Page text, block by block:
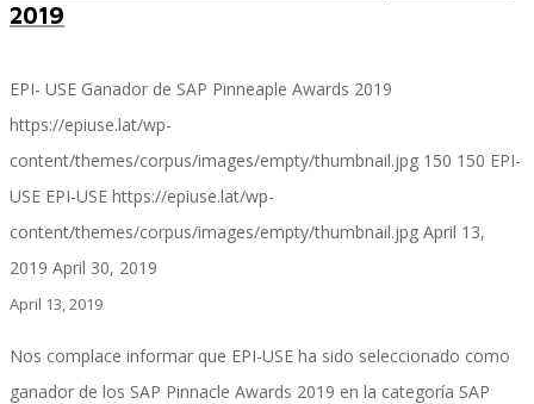
Servicios de Desarrollo Ágil de Aplicaciones
Otros Servicios
Inteligencia de Negocios
2019
EPI- USE Ganador de SAP Pinneaple Awards 2019
https://epiuse.lat/wp-
content/themes/corpus/images/empty/thumbnail.jpg 150 150 EPI-
USE EPI-USE https://epiuse.lat/wp-
content/themes/corpus/images/empty/thumbnail.jpg April 13,
2019 April 30, 2019
April 13, 2019
Nos complace informar que EPI-USE ha sido seleccionado como
ganador de los SAP Pinnacle Awards 2019 en la categoría SAP